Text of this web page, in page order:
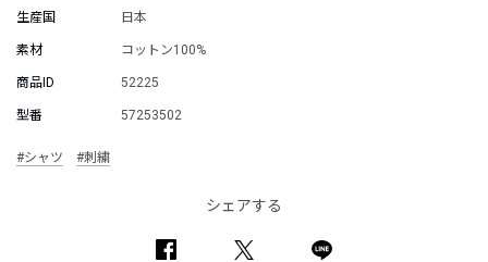
生産国 日本
素材 コットン100%
商品ID 52225
型番 57253502
#シャツ #刺繍
シェアする